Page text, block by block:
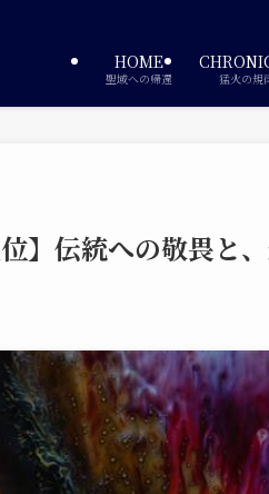
HOME
聖域への帰還 猛火の規
位】伝統への敬畏と